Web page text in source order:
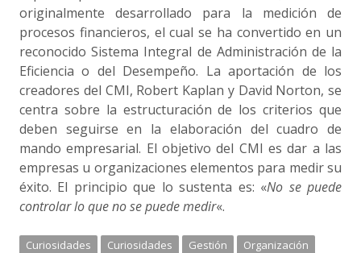
originalmente desarrollado para la medición de
procesos financieros, el cual se ha convertido en un
reconocido Sistema Integral de Administración de la
Eficiencia o del Desempeño. La aportación de los
creadores del CMI, Robert Kaplan y David Norton, se
centra sobre la estructuración de los criterios que
deben seguirse en la elaboración del cuadro de
mando empresarial. El objetivo del CMI es dar a las
empresas u organizaciones elementos para medir su
éxito. El principio que lo sustenta es: «No se puede
controlar lo que no se puede medir«.
Curiosidades Curiosidades Gestión
Organización